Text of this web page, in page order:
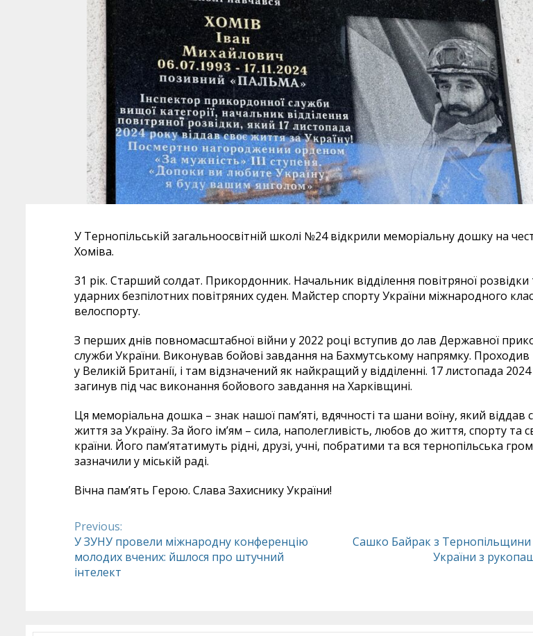
У Тернопільській загальноосвітній школі №24 відкрили меморіальну дошку на
Хоміва.
31 рік. Старший солдат. Прикордонник. Начальник відділення повітряної розвідки
ударних безпілотних повітряних суден. Майстер спорту України міжнародного
велоспорту.
З перших днів повномасштабної війни у 2022 році вступив до лав Державної
служби України. Виконував бойові завдання на Бахмутському напрямку. Проходив
у Великій Британії, і там відзначений як найкращий у відділенні. 17 листопада
загинув під час виконання бойового завдання на Харківщині.
Ця меморіальна дошка – знак нашої пам’яті, вдячності та шани воїну, який віддав
життя за Україну. За його ім’ям – сила, наполегливість, любов до життя, спорту та
країни. Його пам’ятатимуть рідні, друзі, учні, побратими та вся тернопільська
зазначили у міській раді.
Вічна пам’ять Герою. Слава Захиснику України!
Continue
Reading
Previous:
У ЗУНУ провели міжнародну конференцію
молодих вчених: йшлося про штучний
інтелект
Сашко Байрак з Тернопільщини
України з